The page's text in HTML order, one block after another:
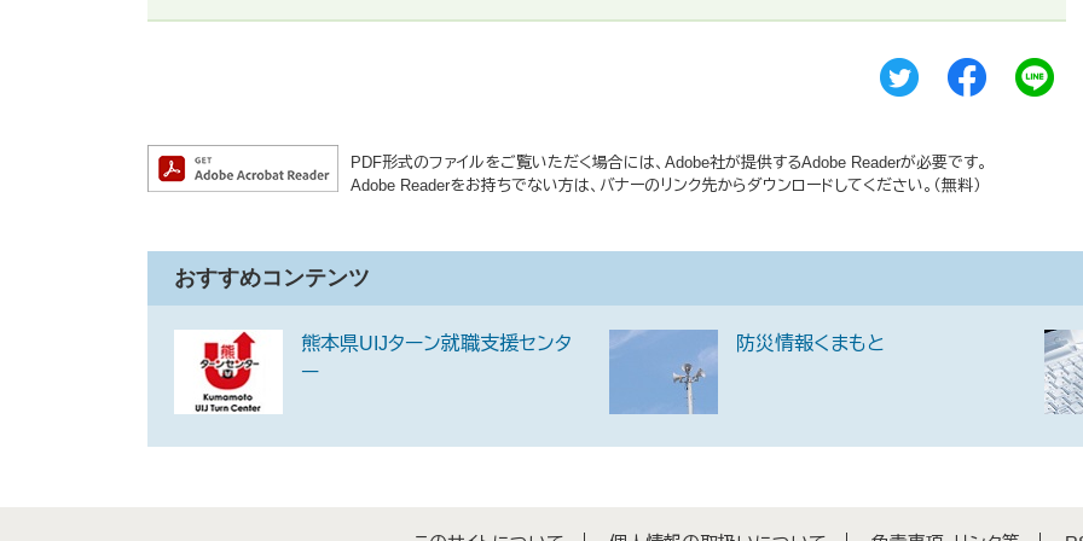
PDF形式のファイルをご覧いただく場合には、Adobe社が提供するAdobe Readerが必要です。
Adobe Readerをお持ちでない方は、バナーのリンク先からダウンロードしてください。（無料）
おすすめコンテンツ
熊本県UIJターン就職支援センタ
ー
防災情報くまもと